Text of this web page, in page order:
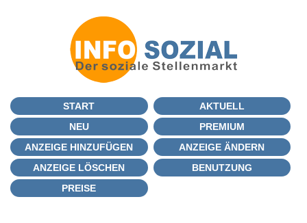
START
AKTUELL
NEU
PREMIUM
ANZEIGE HINZUFÜGEN
ANZEIGE ÄNDERN
ANZEIGE LÖSCHEN
BENUTZUNG
PREISE